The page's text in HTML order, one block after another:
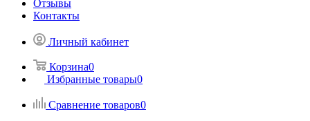
Отзывы
Контакты
Личный кабинет
Корзина0
Избранные товары0
Сравнение товаров0